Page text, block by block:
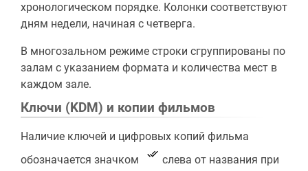
хронологическом порядке. Колонки соответствуют
дням недели, начиная с четверга.
В многозальном режиме строки сгруппированы по
залам с указанием формата и количества мест в
каждом зале.
Ключи (KDM) и копии фильмов
Наличие ключей и цифровых копий фильма
обозначается значком
cлева от названия при